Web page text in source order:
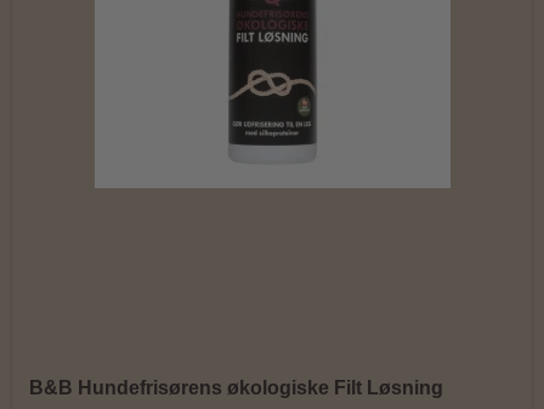
B&B Hundefrisørens økologiske Filt Løsning